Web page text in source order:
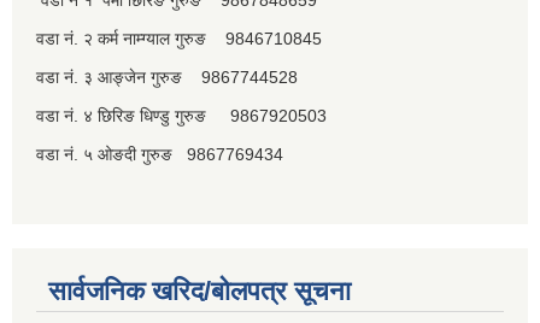
वडा नं. २ कर्म नाम्ग्याल गुरुङ 9846710845
वडा नं. ३ आङ्जेन गुरुङ 9867744528
वडा नं. ४ छिरिङ धिण्डु गुरुङ 9867920503
वडा नं. ५ ओङदी गुरुङ 9867769434
सार्वजनिक खरिद/बोलपत्र सूचना